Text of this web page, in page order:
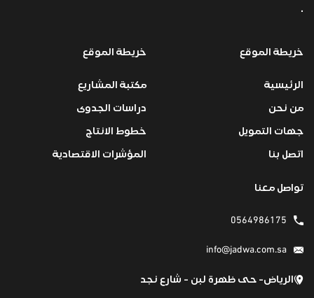
.
خريطة الموقع
الرئيسية
من نحن
جهات التمويل
اتصل بنا
خريطة الموقع
مكتبة المشاريع
دراسات الجدوى
خطوط الانتاج
المؤشرات الاقتصادية
تواصل معنا
0564986175
info@jadwa.com.sa
الرياض- حى ظهرة لبن - شارع نجد